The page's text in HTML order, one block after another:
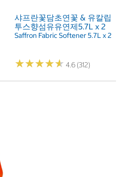
샤프란꽃담초연꽃 & 유칼립
투스향섬유유연제5.7L x 2
Saffron Fabric Softener 5.7L x 2
★★★★★
★★★★★ 4.6 (312)